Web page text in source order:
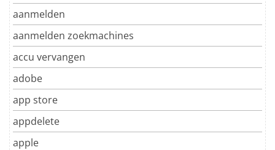
aanmelden
aanmelden zoekmachines
accu vervangen
adobe
app store
appdelete
apple